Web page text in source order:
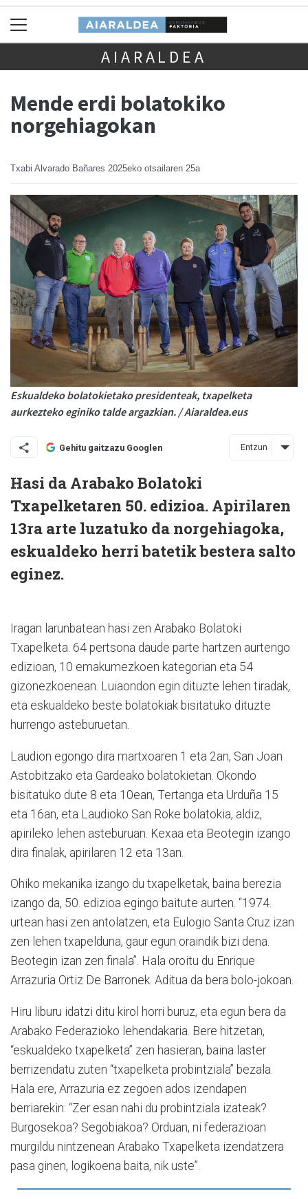
AIARALDEA
Mende erdi bolatokiko
norgehiagokan
Txabi Alvarado Bañares 2025eko otsailaren 25a
Eskualdeko bolatokietako presidenteak, txapelketa
aurkezteko eginiko talde argazkian. / Aiaraldea.eus
Gehitu gaitzazu Googlen Entzun
Hasi da Arabako Bolatoki
Txapelketaren 50. edizioa. Apirilaren
13ra arte luzatuko da norgehiagoka,
eskualdeko herri batetik bestera salto
eginez.
Iragan larunbatean hasi zen Arabako Bolatoki
Txapelketa. 64 pertsona daude parte hartzen aurtengo
edizioan, 10 emakumezkoen kategorian eta 54
gizonezkoenean. Luiaondon egin dituzte lehen tiradak,
eta eskualdeko beste bolatokiak bisitatuko dituzte
hurrengo asteburuetan.
Laudion egongo dira martxoaren 1 eta 2an, San Joan
Astobitzako eta Gardeako bolatokietan. Okondo
bisitatuko dute 8 eta 10ean, Tertanga eta Urduña 15
eta 16an, eta Laudioko San Roke bolatokia, aldiz,
apirileko lehen asteburuan. Kexaa eta Beotegin izango
dira finalak, apirilaren 12 eta 13an.
Ohiko mekanika izango du txapelketak, baina berezia
izango da, 50. edizioa egingo baitute aurten. “1974.
urtean hasi zen antolatzen, eta Eulogio Santa Cruz izan
zen lehen txapelduna, gaur egun oraindik bizi dena.
Beotegin izan zen finala”. Hala oroitu du Enrique
Arrazuria Ortiz De Barronek. Aditua da bera bolo-jokoan.
Hiru liburu idatzi ditu kirol horri buruz, eta egun bera da
Arabako Federazioko lehendakaria. Bere hitzetan,
“eskualdeko txapelketa” zen hasieran, baina laster
berrizendatu zuten “txapelketa probintziala” bezala.
Hala ere, Arrazuria ez zegoen ados izendapen
berriarekin: “Zer esan nahi du probintziala izateak?
Burgosekoa? Segobiakoa? Orduan, ni federazioan
murgildu nintzenean Arabako Txapelketa izendatzera
pasa ginen, logikoena baita, nik uste”.